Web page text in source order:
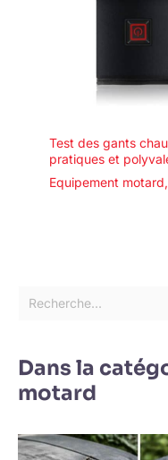
Test des gants
pratiques et
Equipement motard,
Dans la
motard